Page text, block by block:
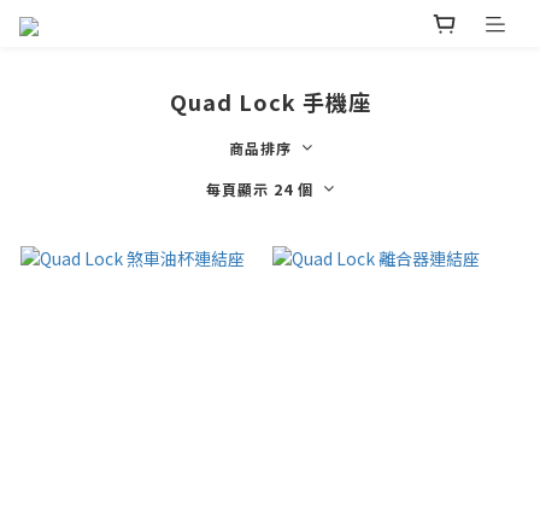
Quad Lock 手機座
商品排序
每頁顯示 24 個